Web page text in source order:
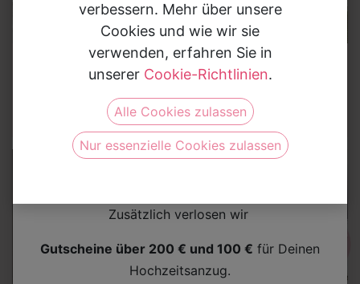
Gewinne Deinen Hochzeitsanzug
Nimm jetzt am Gewinnspiel teil und sichere Dir die
Chance auf einenBräutigam-Anzug im Wert von
Zusätzlich verlosen wir
Gutscheine über 200 € und 100 € für Deinen
Hochzeitsanzug.
Brautkleider Sale %
Brautkleid
Celeste
Brautkleider
Brautkleid
Cabana
verbessern. Mehr über unsere
Cookies und wie wir sie
verwenden, erfahren Sie in
unserer Cookie-Richtlinien.
Alle Cookies zulassen
Nur essenzielle Cookies zulassen